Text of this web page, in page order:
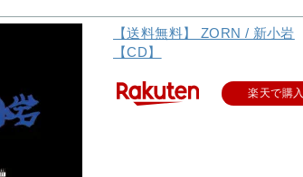
【送料無料】 ZORN / 新小岩
【CD】
楽天で購入